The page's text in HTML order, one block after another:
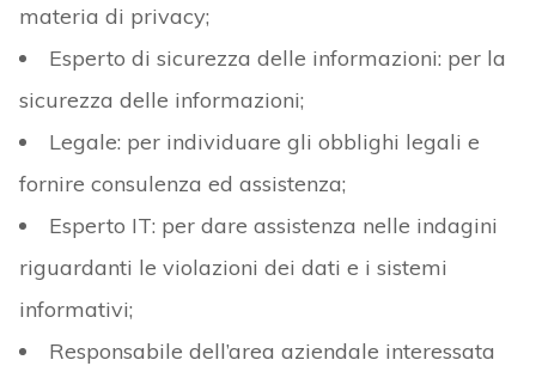
materia di privacy;
Esperto di sicurezza delle informazioni: per la
sicurezza delle informazioni;
Legale: per individuare gli obblighi legali e
fornire consulenza ed assistenza;
Esperto IT: per dare assistenza nelle indagini
riguardanti le violazioni dei dati e i sistemi
informativi;
Responsabile dell’area aziendale interessata